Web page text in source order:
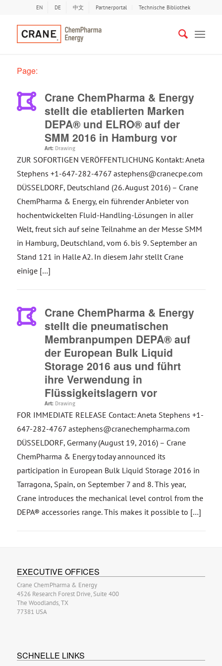
EN DE 中文 Partnerportal Technische Bibliothek
Page:
Crane ChemPharma & Energy
stellt die etablierten Marken
DEPA® und ELRO® auf der
SMM 2016 in Hamburg vor
Art: Drawing
ZUR SOFORTIGEN VERÖFFENTLICHUNG Kontakt: Aneta
Stephens +1-647-282-4767 astephens@cranecpe.com
DÜSSELDORF, Deutschland (26. August 2016) – Crane
ChemPharma & Energy, ein führender Anbieter von
hochentwickelten Fluid-Handling-Lösungen in aller
Welt, freut sich auf seine Teilnahme an der Messe SMM
in Hamburg, Deutschland, vom 6. bis 9. September an
Stand 121 in Halle A2. In diesem Jahr stellt Crane
einige […]
Crane ChemPharma & Energy
stellt die pneumatischen
Membranpumpen DEPA® auf
der European Bulk Liquid
Storage 2016 aus und führt
ihre Verwendung in
Flüssigkeitslagern vor
Art: Drawing
FOR IMMEDIATE RELEASE Contact: Aneta Stephens +1-
647-282-4767 astephens@cranechempharma.com
DÜSSELDORF, Germany (August 19, 2016) – Crane
ChemPharma & Energy today announced its
participation in European Bulk Liquid Storage 2016 in
Tarragona, Spain, on September 7 and 8. This year,
Crane introduces the mechanical level control from the
DEPA® accessories range. This makes it possible to […]
EXECUTIVE OFFICES
Crane ChemPharma & Energy
4526 Research Forest Drive, Suite 400
The Woodlands, TX
77381 USA
SCHNELLE LINKS